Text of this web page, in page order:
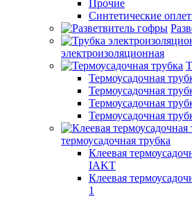
Прочие
Синтетические
электроизоляционная
Термоусадочная
Термоусадочная
Термоусадочная
Термоусадочная
термоусадочная трубка
Клеевая
IAKT
Клеевая
1